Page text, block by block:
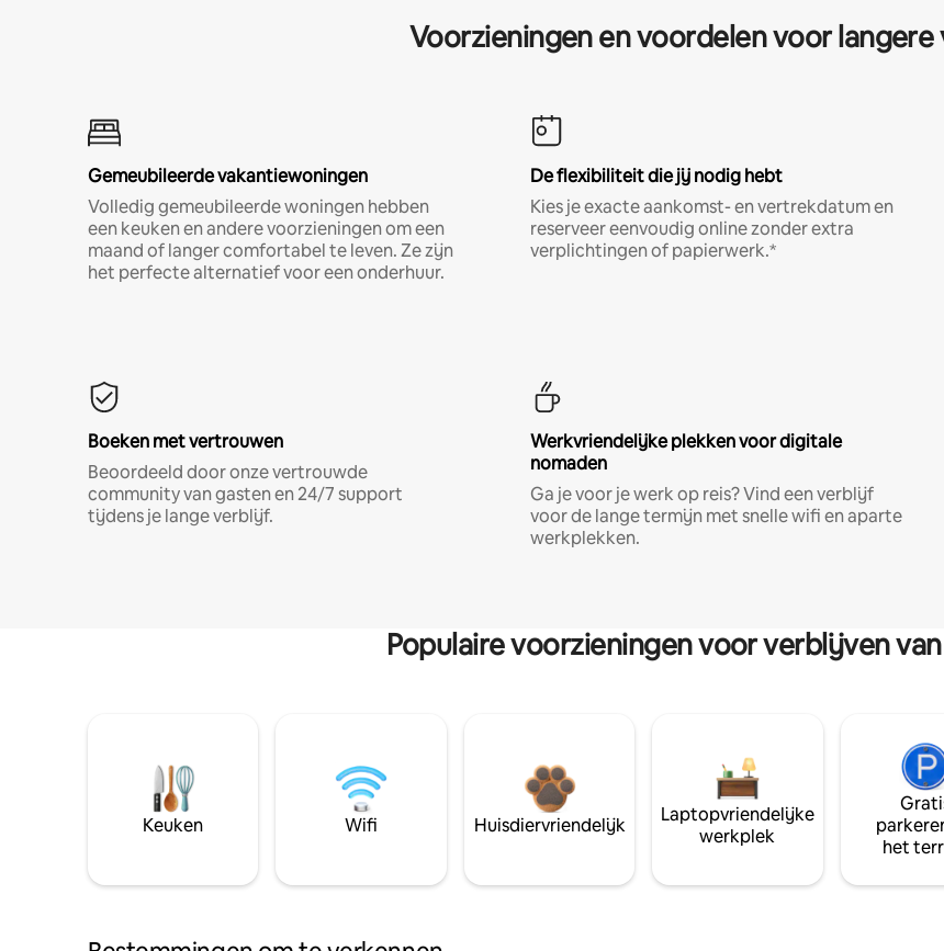
Voorzieningen en voordelen voor
Gemeubileerde vakantiewoningen
Volledig gemeubileerde woningen hebben
een keuken en andere voorzieningen om een
maand of langer comfortabel te leven. Ze zijn
het perfecte alternatief voor een onderhuur.
De flexibiliteit die jij nodig hebt
Kies je exacte aankomst- en vertrekdatum en
reserveer eenvoudig online zonder extra
verplichtingen of papierwerk.*
Boeken met vertrouwen
Beoordeeld door onze vertrouwde
community van gasten en 24/7 support
tijdens je lange verblijf.
Werkvriendelijke plekken voor digitale
nomaden
Ga je voor je werk op reis? Vind een verblijf
voor de lange termijn met snelle wifi en aparte
werkplekken.
Populaire voorzieningen voor verblijven
Keuken Wifi Huisdiervriendelijk
Laptopvriendelijke
werkplek
het